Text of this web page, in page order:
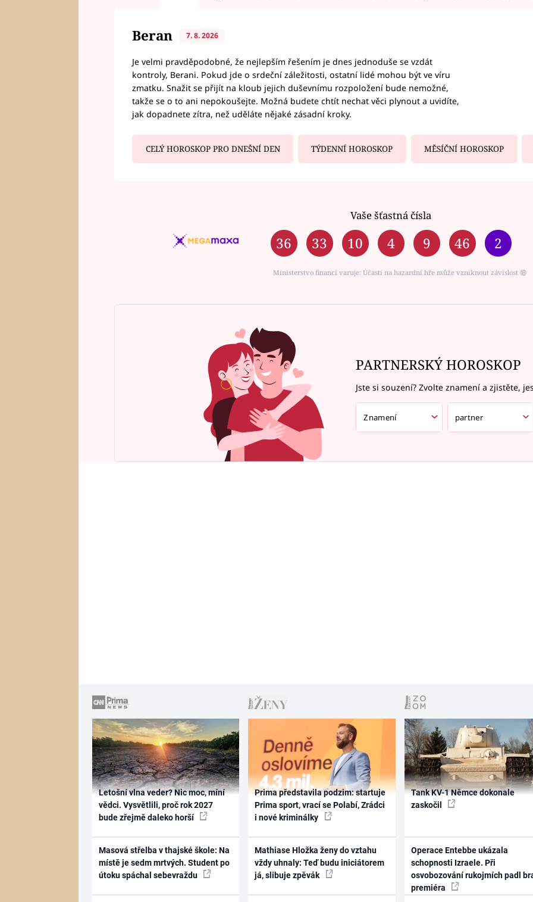
Beran 7. 8. 2026
Je velmi pravděpodobné, že nejlepším řešením je dnes jednoduše se vzdát
kontroly, Berani. Pokud jde o srdeční záležitosti, ostatní lidé mohou být ve víru
zmatku. Snažit se přijít na kloub jejich duševnímu rozpoložení bude nemožné,
takže se o to ani nepokoušejte. Možná budete chtít nechat věci plynout a uvidíte,
jak dopadnete zítra, než uděláte nějaké zásadní kroky.
CELÝ HOROSKOP PRO DNEŠNÍ DEN TÝDENNÍ HOROSKOP MĚSÍČNÍ HOROSKOP
Vaše šťastná čísla
36 33 10 4 9 46 2
Ministerstvo financí varuje: Účastí na hazardní hře může vzniknout závislost ⑱
PARTNERSKÝ HOROSKOP
Jste si souzení? Zvolte znamení a zjistěte,
Letošní vlna veder? Nic moc, míní
vědci. Vysvětlili, proč rok 2027
bude zřejmě daleko horší
Masová střelba v thajské škole: Na
místě je sedm mrtvých. Student po
útoku spáchal sebevraždu
Prima představila podzim: startuje
Prima sport, vrací se Polabí, Zrádci
i nové kriminálky
Mathiase Hložka ženy do vztahu
vždy uhnaly: Teď budu iniciátorem
já, slibuje zpěvák
Tank KV-1 Němce dokonale
zaskočil
Operace Entebbe ukázala
schopnosti Izraele. Při
osvobozování rukojmích padl
premiéra